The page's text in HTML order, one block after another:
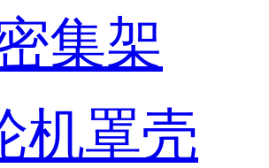
集架
机罩壳